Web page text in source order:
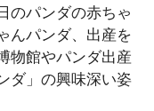
のパンダの赤ちゃ
んパンダ、出産を
物館やパンダ出産
ダ」の興味深い姿